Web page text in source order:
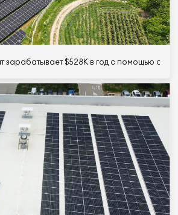
зарабатывает $528K в год с помощью